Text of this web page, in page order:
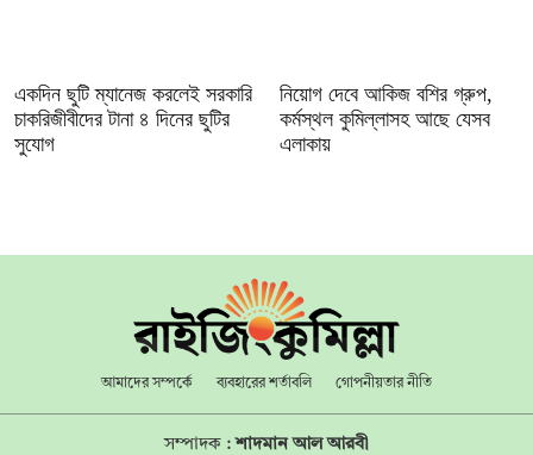
একদিন ছুটি ম্যানেজ করলেই সরকারি
চাকরিজীবীদের টানা ৪ দিনের ছুটির
সুযোগ
নিয়োগ দেবে আকিজ বশির গ্রুপ,
কর্মস্থল কুমিল্লাসহ আছে যেসব
এলাকায়
আমাদের সম্পর্কে ব্যবহারের শর্তাবলি গোপনীয়তার নীতি
সম্পাদক :শাদমান আল আরবী